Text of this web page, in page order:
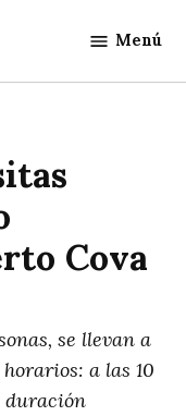
Menú
Cova
se llevan a
a las 10
duración